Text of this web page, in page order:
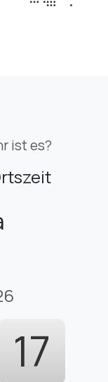
ist es?
18